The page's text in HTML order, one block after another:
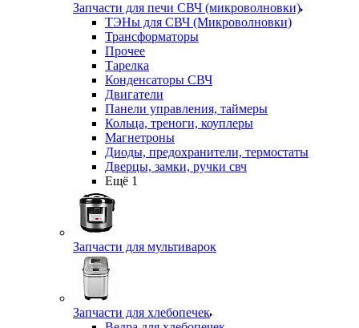
Запчасти для печи СВЧ (микроволновки)
ТЭНы для СВЧ (Микроволновки)
Трансформаторы
Прочее
Тарелка
Конденсаторы СВЧ
Двигатели
Панели управления, таймеры
Кольца, треноги, коуплеры
Магнетроны
Диоды, предохранители, термостаты
Дверцы, замки, ручки свч
Ещё 1
Запчасти для мультиварок
Запчасти для хлебопечек